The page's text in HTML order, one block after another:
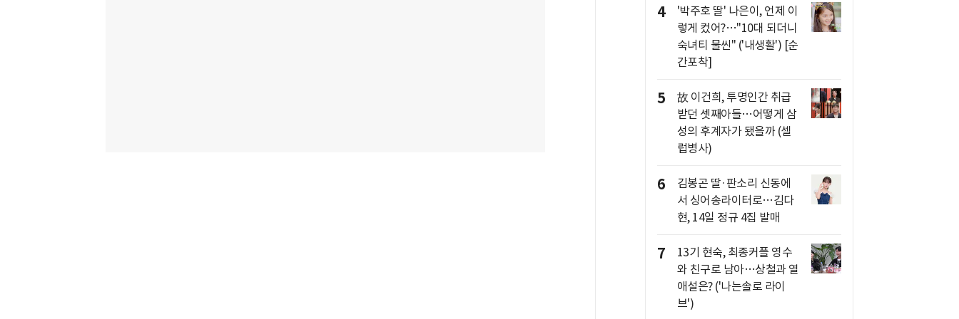
4
'박주호 딸' 나은이, 언제 이
렇게 컸어?…"10대 되더니
숙녀티 물씬" ('내생활') [순
간포착]
5
故 이건희, 투명인간 취급
받던 셋째아들…어떻게 삼
성의 후계자가 됐을까 (셀
럽병사)
6
김봉곤 딸·판소리 신동에
서 싱어송라이터로…김다
현, 14일 정규 4집 발매
7
13기 현숙, 최종커플 영수
와 친구로 남아…상철과 열
애설은? ('나는솔로 라이
브')